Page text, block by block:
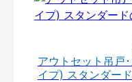
アウトセット吊戸
イプ) スタンダード